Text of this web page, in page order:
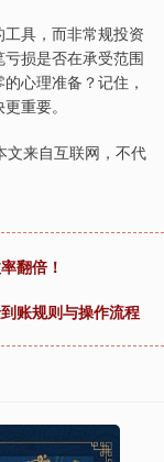
具，而非常规投资
损是否在承受范围
心理准备？记住，
重要。
文来自互联网，不代
翻倍！
账规则与操作流程